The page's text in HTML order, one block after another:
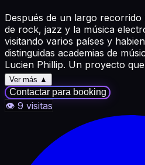
Después de un largo
de rock, jazz y la música
visitando varios países y
distinguidas academias de
Lucien Phillip. Un proyecto
de como solista, explorando
fusionados con el uso de
como el teclado, la trompeta y
experimento que busca lograr
sonidos innovadores que
audiencia a un lugar fuera de
acompañado de un show en
música exclusiva y flow.
Ver más ▲
Contactar para booking
👁 9 visitas